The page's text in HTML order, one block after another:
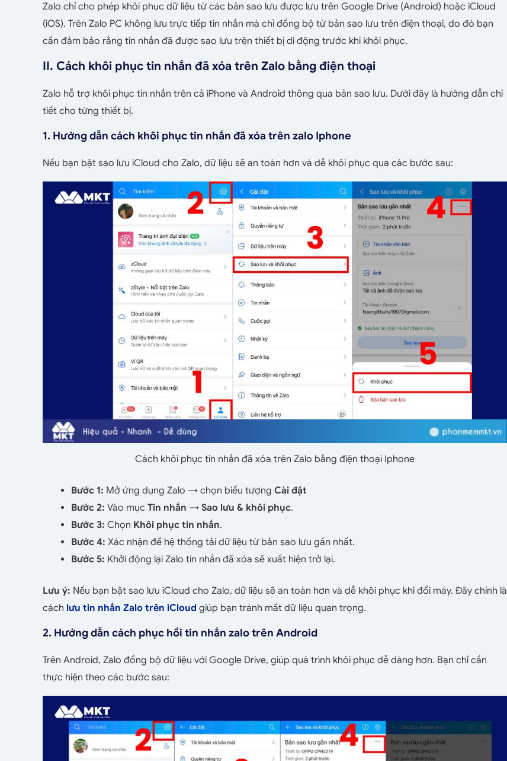
Zalo chỉ cho phép khôi phục dữ liệu từ các bản sao lưu được lưu trên Google Drive (Android) hoặc iCloud
(iOS). Trên Zalo PC không lưu trực tiếp tin nhắn mà chỉ đồng bộ từ bản sao lưu trên điện thoại, do đó bạn
cần đảm bảo rằng tin nhắn đã được sao lưu trên thiết bị di động trước khi khôi phục.
II. Cách khôi phục tin nhắn đã xóa trên Zalo bằng điện thoại
Zalo hỗ trợ khôi phục tin nhắn trên cả iPhone và Android thông qua bản sao lưu. Dưới đây là hướng dẫn chi
tiết cho từng thiết bị.
1. Hướng dẫn cách khôi phục tin nhắn đã xóa trên zalo Iphone
Nếu bạn bật sao lưu iCloud cho Zalo, dữ liệu sẽ an toàn hơn và dễ khôi phục qua các bước sau:
Cách khôi phục tin nhắn đã xóa trên Zalo bằng điện thoại Iphone
Bước 1: Mở ứng dụng Zalo → chọn biểu tượng Cài đặt
Bước 2: Vào mục Tin nhắn → Sao lưu & khôi phục.
Bước 3: Chọn Khôi phục tin nhắn.
Bước 4: Xác nhận để hệ thống tải dữ liệu từ bản sao lưu gần nhất.
Bước 5: Khởi động lại Zalo tin nhắn đã xóa sẽ xuất hiện trở lại.
Lưu ý: Nếu bạn bật sao lưu iCloud cho Zalo, dữ liệu sẽ an toàn hơn và dễ khôi phục khi đổi máy. Đây chính là
cách lưu tin nhắn Zalo trên iCloud giúp bạn tránh mất dữ liệu quan trọng.
2. Hướng dẫn cách phục hồi tin nhắn zalo trên Android
Trên Android, Zalo đồng bộ dữ liệu với Google Drive, giúp quá trình khôi phục dễ dàng hơn. Bạn chỉ cần
thực hiện theo các bước sau: